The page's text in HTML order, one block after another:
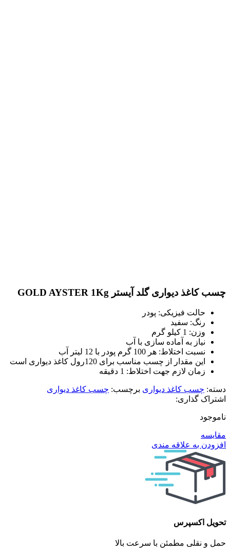
چسب کاغذ دیواری گلد آیستر GOLD AYSTER 1Kg
حالت فیزیکی: پودر
رنگ: سفید
وزن: 1 کیلو گرم
نیاز به آماده سازی با آب
نسبت اختلاط: هر 100 گرم پودر با 12 لیتر آب
این مقدار از چسب مناسب برای 120رول کاغذ دیواری است
زمان لازم جهت اختلاط: 1 دقیقه
دسته: چسب کاغذ دیواری برچسب: چسب کاغذ دیواری
اشتراک گذاری:
ناموجود
مقایسه
افزودن به علاقه مندی
تحویل اکسپرس
حمل و نقلی مطمئن با سرعت بالا